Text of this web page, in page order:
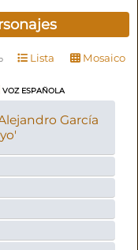
Lista Mosaico
VOZ ESPAÑOLA
García